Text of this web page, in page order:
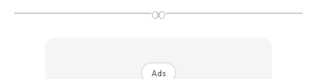
∞
Ads